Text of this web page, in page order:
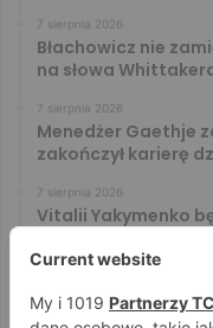
7 sierpnia 2026
Błachowicz nie
na słowa
7 sierpnia 2026
Menedżer Gaethje
zakończył karierę
7 sierpnia 2026
Vitalii Yakymenko
Iwo Baraniewski
mocnej karty walk